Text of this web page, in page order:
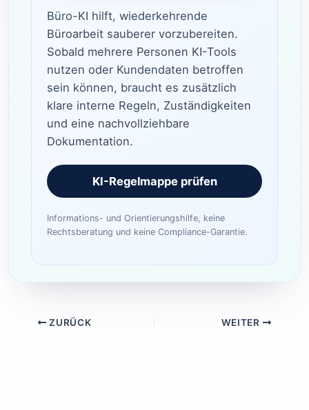
Büro-KI hilft, wiederkehrende
Büroarbeit sauberer vorzubereiten.
Sobald mehrere Personen KI-Tools
nutzen oder Kundendaten betroffen
sein können, braucht es zusätzlich
klare interne Regeln, Zuständigkeiten
und eine nachvollziehbare
Dokumentation.
KI-Regelmappe prüfen
Informations- und Orientierungshilfe, keine
Rechtsberatung und keine Compliance-Garantie.
ZURÜCK WEITER